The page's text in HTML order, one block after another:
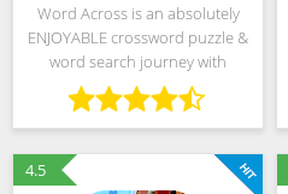
Word Across is an absolutely
ENJOYABLE crossword puzzle &
word search journey with
BEAUTIFUL scenery spots! You
will get great visual experience
during the game. And it will
challenge your brain
4.5